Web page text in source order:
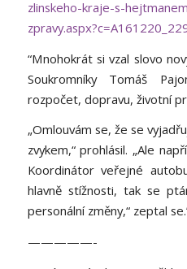
zlinskeho-kraje-s-
“Mnohokrát si vzal slovo
Soukromníky Tomáš
rozpočet, dopravu, životní
„Omlouvám se, že se
zvykem,“ prohlásil. „Ale
Koordinátor veřejné
hlavně stížnosti, tak se
personální změny,“ zeptal
—————-